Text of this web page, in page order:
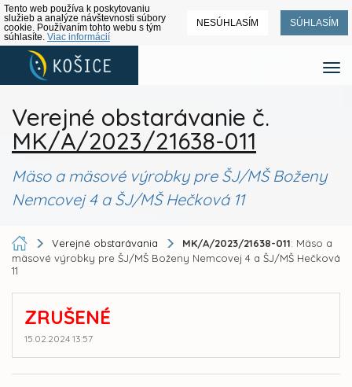
Tento web používa k poskytovaniu
služieb a analýze návštevnosti súbory
cookie. Používaním tohto webu s tým
súhlasíte. Viac informácií
NESÚHLASÍM SÚHLASÍM
Verejné obstarávanie č.
MK/A/2023/21638-011
Mäso a mäsové výrobky pre ŠJ/MŠ Boženy
Nemcovej 4 a ŠJ/MŠ Hečková 11
Verejné obstarávania MK/A/2023/21638-011: Mäso a
mäsové výrobky pre ŠJ/MŠ Boženy Nemcovej 4 a ŠJ/MŠ Hečková
11
ZRUŠENÉ
15.02.2024 13:57